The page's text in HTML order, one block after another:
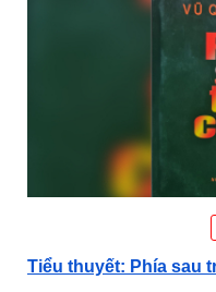
Tiểu thuyết: Phía sau